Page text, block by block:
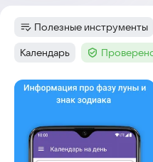
Категория:
Полезные инструменты
Тег:
Календарь Тег :
Скриншоты